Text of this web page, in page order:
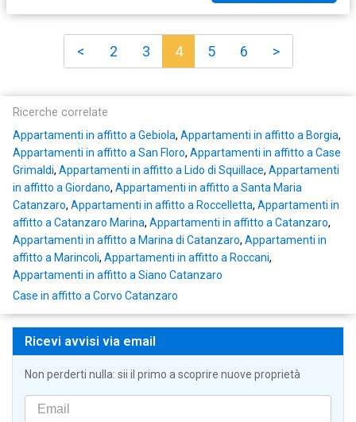
< 2 3 4 5 6 >
Ricerche correlate
Appartamenti in affitto a Gebiola, Appartamenti in affitto a Borgia,
Appartamenti in affitto a San Floro, Appartamenti in affitto a Case
Grimaldi, Appartamenti in affitto a Lido di Squillace, Appartamenti
in affitto a Giordano, Appartamenti in affitto a Santa Maria
Catanzaro, Appartamenti in affitto a Roccelletta, Appartamenti in
affitto a Catanzaro Marina, Appartamenti in affitto a Catanzaro,
Appartamenti in affitto a Marina di Catanzaro, Appartamenti in
affitto a Marincoli, Appartamenti in affitto a Roccani,
Appartamenti in affitto a Siano Catanzaro
Case in affitto a Corvo Catanzaro
Ricevi avvisi via email
Non perderti nulla: sii il primo a scoprire nuove proprietà